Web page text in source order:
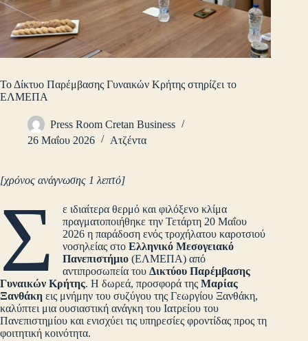
Το Δίκτυο Παρέμβασης Γυναικών Κρήτης στηρίζει το
ΕΛΜΕΠΑ
Press Room Cretan Business
26 Μαΐου 2026
Ατζέντα
[χρόνος ανάγνωσης 1 λεπτό]
Σ
ε ιδιαίτερα θερμό και φιλόξενο κλίμα
πραγματοποιήθηκε την Τετάρτη 20 Μαΐου
2026 η παράδοση ενός τροχήλατου καροτσιού
νοσηλείας στοΕλληνικό Μεσογειακό
Πανεπιστήμιο (ΕΛΜΕΠΑ) από
αντιπροσωπεία τουΔικτύου Παρέμβασης
Γυναικών Κρήτης. Η δωρεά, προσφορά της Μαρίας
Ξανθάκη εις μνήμην του συζύγου της Γεωργίου Ξανθάκη,
καλύπτει μια ουσιαστική ανάγκη του Ιατρείου του
Πανεπιστημίου και ενισχύει τις υπηρεσίες φροντίδας προς τη
φοιτητική κοινότητα.